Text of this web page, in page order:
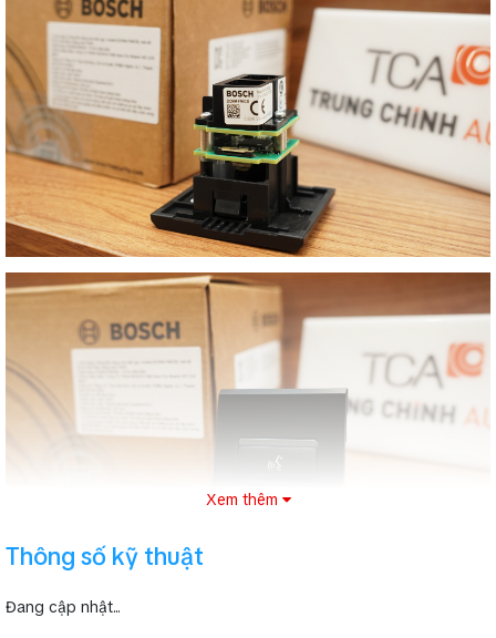
Xem thêm
Thông số kỹ thuật
Đang cập nhật...